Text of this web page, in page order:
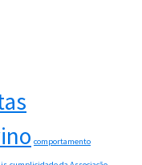
comportamento